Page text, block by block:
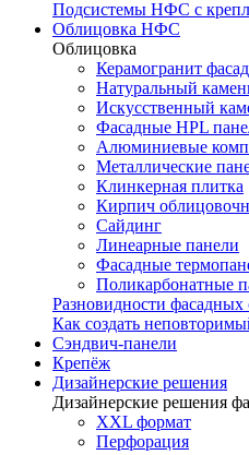
Подсистемы НФС с
Облицовка НФС
Облицовка
Керамогранит
Натуральный
Искусственный
Фасадные HPL
Алюминиевые
Металлические
Клинкерная плитка
Кирпич
Сайдинг
Линеарные панели
Фасадные
Поликарбонатные
Разновидности
Как создать
Сэндвич-панели
Крепёж
Дизайнерские решения
Дизайнерские решения
XXL формат
Перфорация